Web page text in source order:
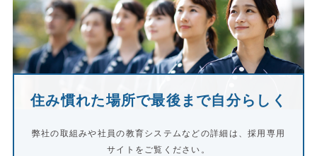
住み慣れた場所で最後まで自分らしく
弊社の取組みや社員の教育システムなどの詳細は、採用専用
サイトをご覧ください。